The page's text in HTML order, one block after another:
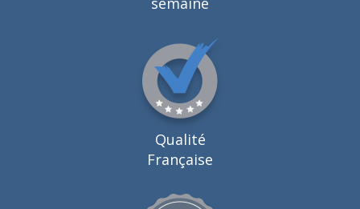
Qualité
Française